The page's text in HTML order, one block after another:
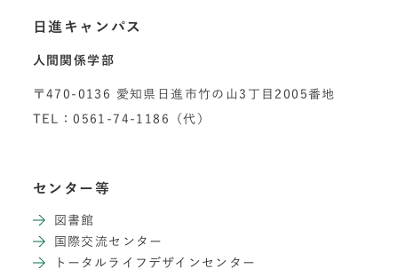
日進キャンパス
人間関係学部
〒470-0136 愛知県日進市竹の山3丁目2005番地
TEL：0561-74-1186（代）
センター等
図書館
国際交流センター
トータルライフデザインセンター